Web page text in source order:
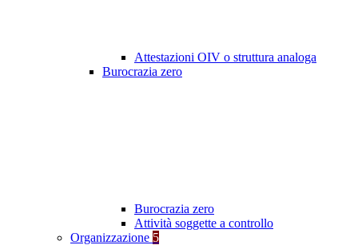
Attestazioni OIV o struttura analoga
Burocrazia zero
Burocrazia zero
Attività soggette a controllo
Organizzazione 5